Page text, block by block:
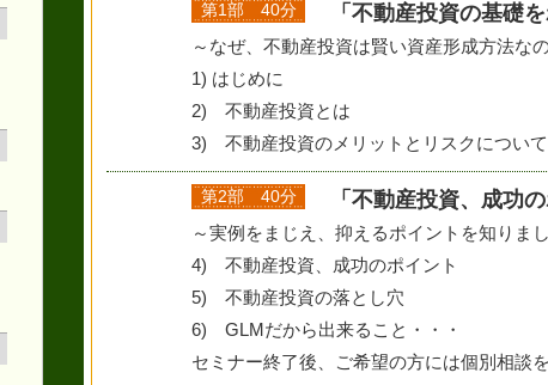
第1部 40分 「不動産投資の基礎
～なぜ、不動産投資は賢い資産形成方法な
1) はじめに
2) 不動産投資とは
3) 不動産投資のメリットとリスクについて
第2部 40分 「不動産投資、成功の
～実例をまじえ、抑えるポイントを知りま
4) 不動産投資、成功のポイント
5) 不動産投資の落とし穴
6) GLMだから出来ること・・・
セミナー終了後、ご希望の方には個別相談を